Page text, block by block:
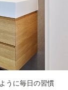
うに毎日の習慣